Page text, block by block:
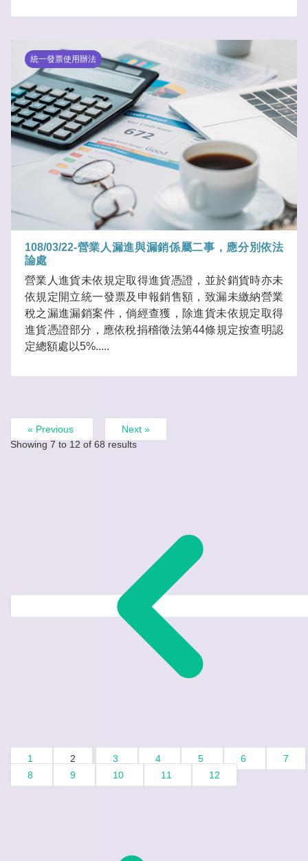
統一發票使用辦法
108/03/22-營業人漏進與漏銷係屬二事，應分別依法
論處
營業人進貨未依規定取得進貨憑證，並於銷貨時亦未
依規定開立統一發票及申報銷售額，致漏未繳納營業
稅之漏進漏銷案件，倘經查獲，除進貨未依規定取得
進貨憑證部分，應依稅捐稽徵法第44條規定按查明認
定總額處以5%.....
« Previous
Next »
Showing 7 to 12 of 68 results
1 2 3 4 5 6
7
8
9 10 11 12